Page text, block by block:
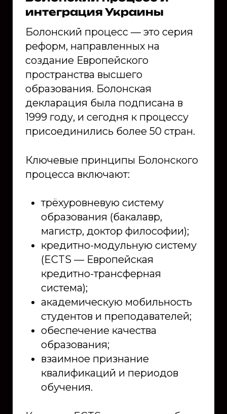
интеграция Украины
Болонский процесс — это серия
реформ, направленных на
создание Европейского
пространства высшего
образования. Болонская
декларация была подписана в
1999 году, и сегодня к процессу
присоединились более 50 стран.
Ключевые принципы Болонского
процесса включают:
трёхуровневую систему
образования (бакалавр,
магистр, доктор философии);
кредитно-модульную систему
(ECTS — Европейская
кредитно-трансферная
система);
академическую мобильность
студентов и преподавателей;
обеспечение качества
образования;
взаимное признание
квалификаций и периодов
обучения.